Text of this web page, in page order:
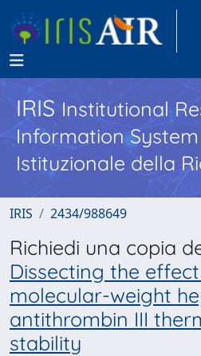
IRISInstitutional
Information System
Istituzionale della
IRIS 2434/988649
Richiedi una copia
Dissecting the
molecular-weight
antithrombin III
stability